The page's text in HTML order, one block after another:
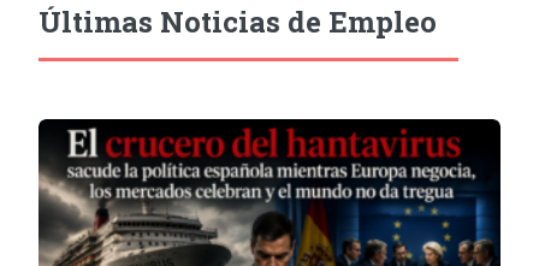
Últimas Noticias de Empleo